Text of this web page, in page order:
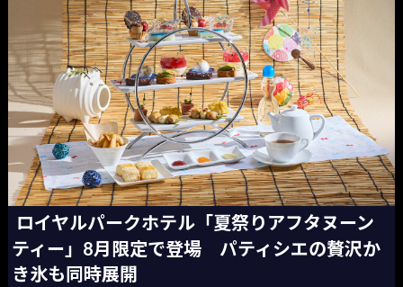
ロイヤルパークホテル「夏祭りアフタヌーン
ティー」8月限定で登場 パティシエの贅沢か
き氷も同時展開